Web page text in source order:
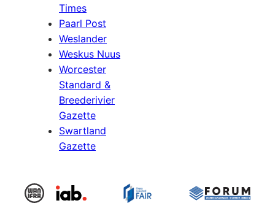
Times
Paarl Post
Weslander
Weskus Nuus
Worcester
Standard &
Breederivier
Gazette
Swartland
Gazette